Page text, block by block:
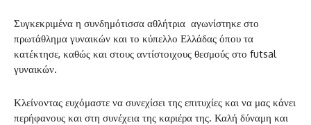
Συγκεκριμένα η συνδημότισσα αθλήτρια αγωνίστηκε στο
πρωτάθλημα γυναικών και το κύπελλο Ελλάδας όπου τα
κατέκτησε, καθώς και στους αντίστοιχους θεσμούς στο futsal
γυναικών.
Κλείνοντας ευχόμαστε να συνεχίσει της επιτυχίες και να μας κάνει
περήφανους και στη συνέχεια της καριέρα της. Καλή δύναμη και